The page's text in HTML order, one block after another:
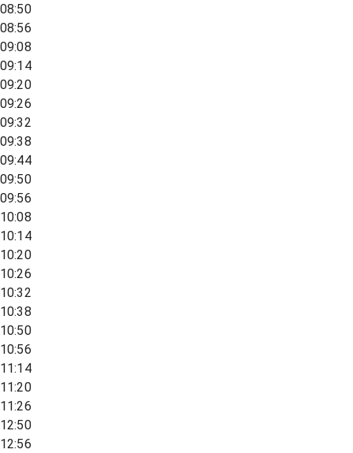
08:50
08:56
09:08
09:14
09:20
09:26
09:32
09:38
09:44
09:50
09:56
10:08
10:14
10:20
10:26
10:32
10:38
10:50
10:56
11:14
11:20
11:26
12:50
12:56